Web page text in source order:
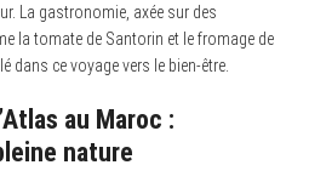
La gastronomie, axée sur des
la tomate de Santorin et le fromage de
dans ce voyage vers le bien-être.
au Maroc :
nature